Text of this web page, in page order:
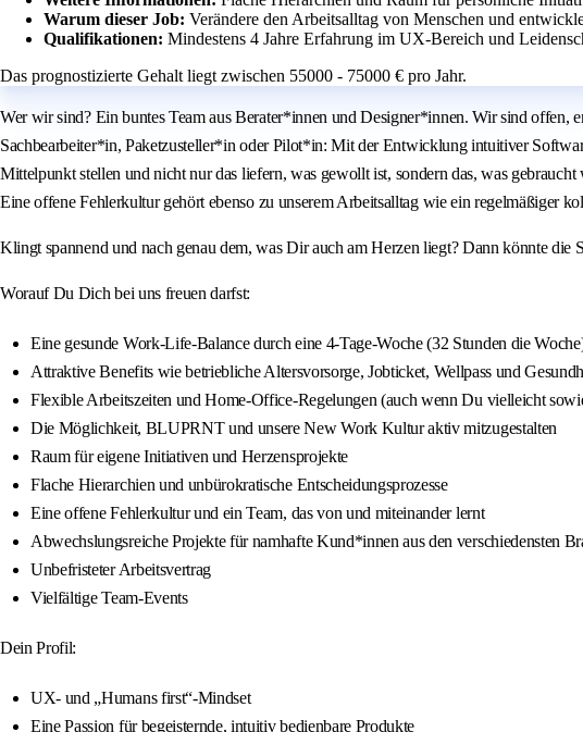
Warum dieser Job: Verändere den Arbeitsalltag von Menschen und
Qualifikationen: Mindestens 4 Jahre Erfahrung im UX-Bereich und
Das prognostizierte Gehalt liegt zwischen 55000 - 75000 € pro Jahr.
Wer wir sind? Ein buntes Team aus Berater*innen und Designer*innen. Wir sind
Sachbearbeiter*in, Paketzusteller*in oder Pilot*in: Mit der Entwicklung intuitiver
Mittelpunkt stellen und nicht nur das liefern, was gewollt ist, sondern das, was
Eine offene Fehlerkultur gehört ebenso zu unserem Arbeitsalltag wie ein regelmäßiger
Klingt spannend und nach genau dem, was Dir auch am Herzen liegt? Dann könnte die
Worauf Du Dich bei uns freuen darfst:
Eine gesunde Work-Life-Balance durch eine 4-Tage-Woche (32 Stunden die
Attraktive Benefits wie betriebliche Altersvorsorge, Jobticket, Wellpass und
Flexible Arbeitszeiten und Home-Office-Regelungen (auch wenn Du vielleicht
Die Möglichkeit, BLUPRNT und unsere New Work Kultur aktiv mitzugestalten
Raum für eigene Initiativen und Herzensprojekte
Flache Hierarchien und unbürokratische Entscheidungsprozesse
Eine offene Fehlerkultur und ein Team, das von und miteinander lernt
Abwechslungsreiche Projekte für namhafte Kund*innen aus den verschiedensten
Unbefristeter Arbeitsvertrag
Vielfältige Team-Events
Dein Profil:
UX- und „Humans first“-Mindset
Eine Passion für begeisternde, intuitiv bedienbare Produkte